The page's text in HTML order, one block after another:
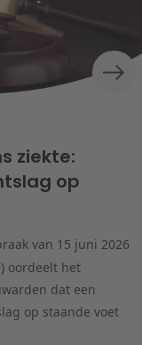
ziekte:
op
van 15 juni 2026
oordeelt het
dat een
op staande voet